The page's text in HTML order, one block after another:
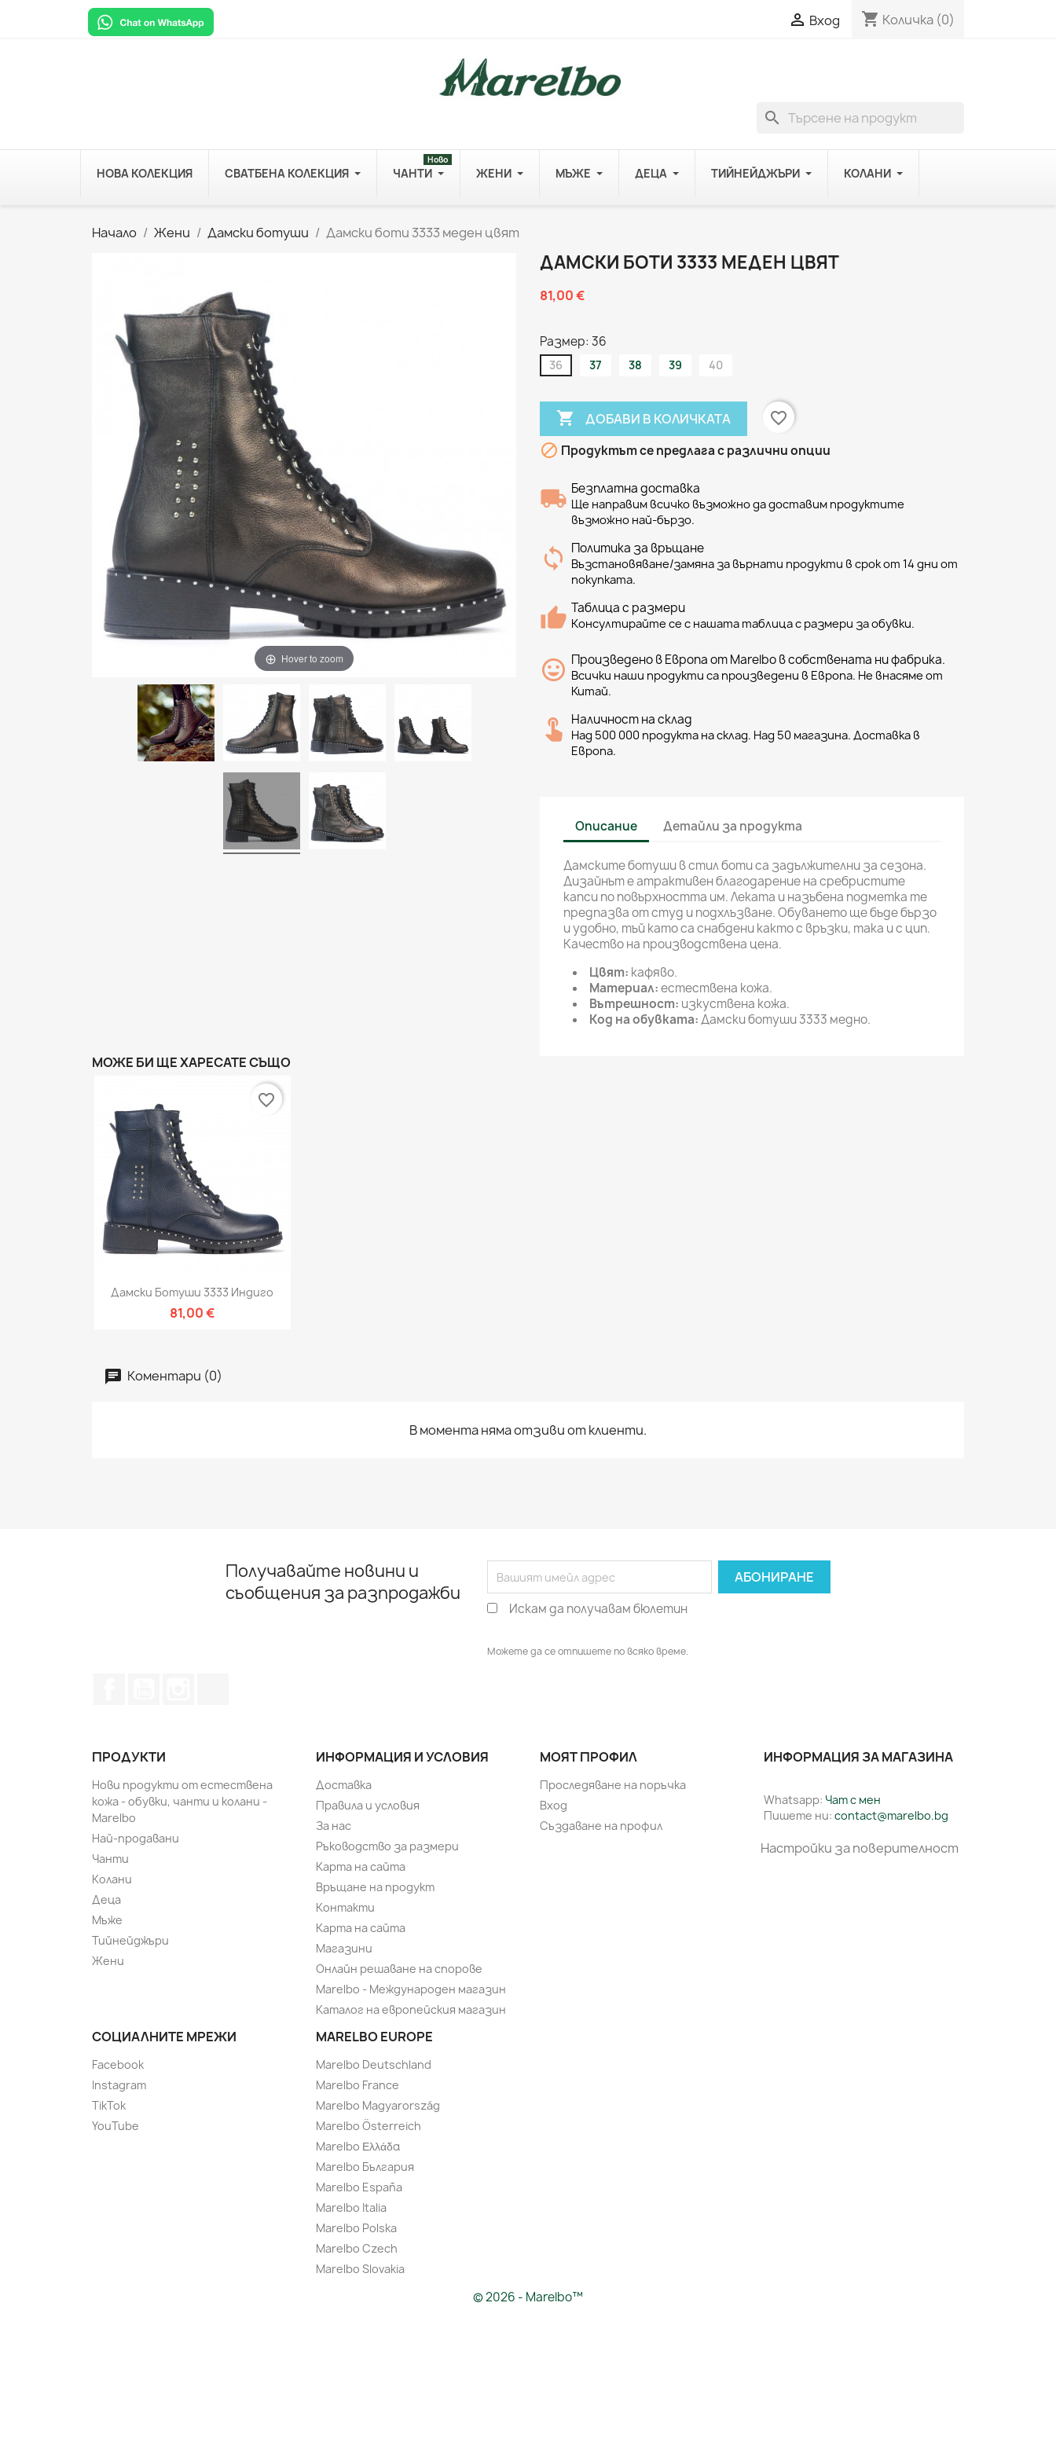
 Вход shopping_cart Количка (0)
search
НОВА КОЛЕКЦИЯ СВАТБЕНА КОЛЕКЦИЯ ЧАНТИ
Ново
ЖЕНИ МЪЖЕ ДЕЦА ТИЙНЕЙДЖЪРИ КОЛАНИ
Начало Жени Дамски ботуши Дамски боти 3333 меден цвят
Hover to zoom
ДАМСКИ БОТИ 3333 МЕДЕН ЦВЯТ
81,00 €
Размер: 36
36 37 38 39 40
 ДОБАВИ В КОЛИЧКАТА
favorite_border
 Продуктът се предлага с различни опции
Безплатна доставка
Ще направим всичко възможно да доставим продуктите
възможно най-бързо.
Политика за връщане
Възстановяване/замяна за върнати продукти в срок от 14 дни от
покупката.
Таблица с размери
Консултирайте се с нашата таблица с размери за обувки.
Произведено в Европа от Marelbo в собствената ни фабрика.
Всички наши продукти са произведени в Европа. Не внасяме от
Китай.
Наличност на склад
Над 500 000 продукта на склад. Над 50 магазина. Доставка в
Европа.
Описание Детайли за продукта
Дамските ботуши в стил боти са задължителни за сезона.
Дизайнът е атрактивен благодарение на сребристите
капси по повърхността им. Леката и назъбена подметка те
предпазва от студ и подхлъзване. Обуването ще бъде бързо
и удобно, тъй като са снабдени както с връзки, така и с цип.
Качество на производствена цена.
Цвят: кафяво.
Материал:естествена кожа.
Вътрешност: изкуствена кожа.
Код на обувката:Дамски ботуши 3333 медно.
МОЖЕ БИ ЩЕ ХАРЕСАТЕ СЪЩО
Бърз преглед
Дамски Ботуши 3333 Индиго
81,00 €
favorite_border
Коментари (0)
В момента няма отзиви от клиенти.
Получавайте новини и
съобщения за разпродажби
Искам да получавам бюлетин
Можете да се отпишете по всяко време.
ПРОДУКТИ
Нови продукти от естествена
кожа - обувки, чанти и колани -
Marelbo
Най-продавани
Чанти
Колани
Деца
Мъже
Тийнейджъри
Жени
ИНФОРМАЦИЯ И УСЛОВИЯ
Доставка
Правила и условия
За нас
Ръководство за размери
Карта на сайта
Връщане на продукт
Контакти
Карта на сайта
Магазини
Онлайн решаване на спорове
Marelbo - Международен магазин
Каталог на европейския магазин
СОЦИАЛНИТЕ МРЕЖИ
Facebook
Instagram
TikTok
YouTube
MARELBO EUROPE
Marelbo Deutschland
Marelbo France
Marelbo Magyarország
Marelbo Österreich
Marelbo Ελλάδα
Marelbo България
Marelbo España
Marelbo Italia
Marelbo Polska
Marelbo Czech
Marelbo Slovakia
МОЯТ ПРОФИЛ
Проследяване на поръчка
Вход
Създаване на профил
ИНФОРМАЦИЯ ЗА МАГАЗИНА
Whatsapp: Чат с мен
Пишете ни: contact@marelbo.bg
Настройки за поверителност
© 2026 - Marelbo™